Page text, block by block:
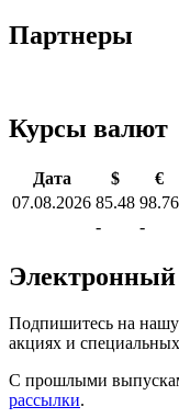
Партнеры
Курсы валют
Дата $
€
07.08.2026 85.48 98.76
-
-
Подпишитесь на
акциях и
С прошлыми
рассылки.